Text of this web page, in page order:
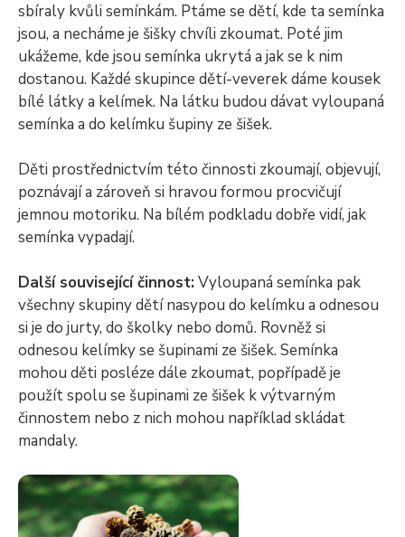
sbíraly kvůli semínkám. Ptáme se dětí, kde ta semínka
jsou, a necháme je šišky chvíli zkoumat. Poté jim
ukážeme, kde jsou semínka ukrytá a jak se k nim
dostanou. Každé skupince dětí-veverek dáme kousek
bílé látky a kelímek. Na látku budou dávat vyloupaná
semínka a do kelímku šupiny ze šišek.
Děti prostřednictvím této činnosti zkoumají, objevují,
poznávají a zároveň si hravou formou procvičují
jemnou motoriku. Na bílém podkladu dobře vidí, jak
semínka vypadají.
Další související činnost:Vyloupaná semínka pak
všechny skupiny dětí nasypou do kelímku a odnesou
si je do jurty, do školky nebo domů. Rovněž si
odnesou kelímky se šupinami ze šišek. Semínka
mohou děti posléze dále zkoumat, popřípadě je
použít spolu se šupinami ze šišek k výtvarným
činnostem nebo z nich mohou například skládat
mandaly.